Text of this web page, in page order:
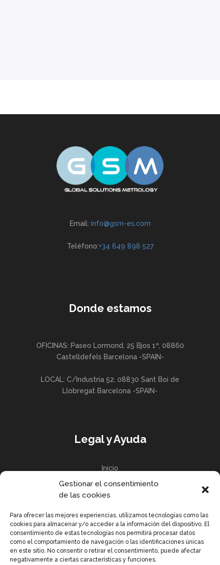
Gestionar el consentimiento
de las cookies
Para ofrecer las mejores experiencias, utilizamos tecnologías como las
cookies para almacenar y/o acceder a la información del dispositivo. El
consentimiento de estas tecnologías nos permitirá procesar datos
como el comportamiento de navegación o las identificaciones únicas
en este sitio. No consentir o retirar el consentimiento, puede afectar
negativamente a ciertas características y funciones.
Email: info@gsm-es.com
Teléfono:+34 649 898 527
Donde estamos
OFICINAS: Paseo Lormond, 25 Bjos 1º, 08860
Castelldefels Barcelona -SPAIN-
LOCAL: C/Industria 52, 08830 Sant Boi de
Llobregat Barcelona -SPAIN-
Legal y Ayuda
Inicio
Política de privacidad
Enlaces Rápidos